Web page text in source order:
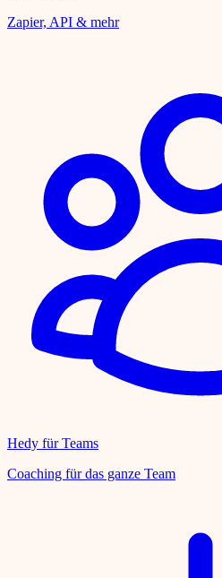
Zapier, API & mehr
Hedy für Teams
Coaching für das ganze Team